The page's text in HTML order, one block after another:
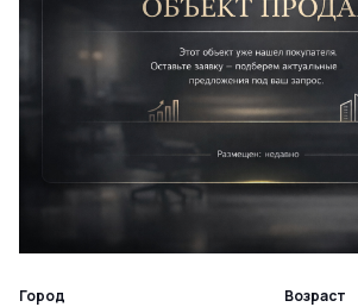
Город Возраст